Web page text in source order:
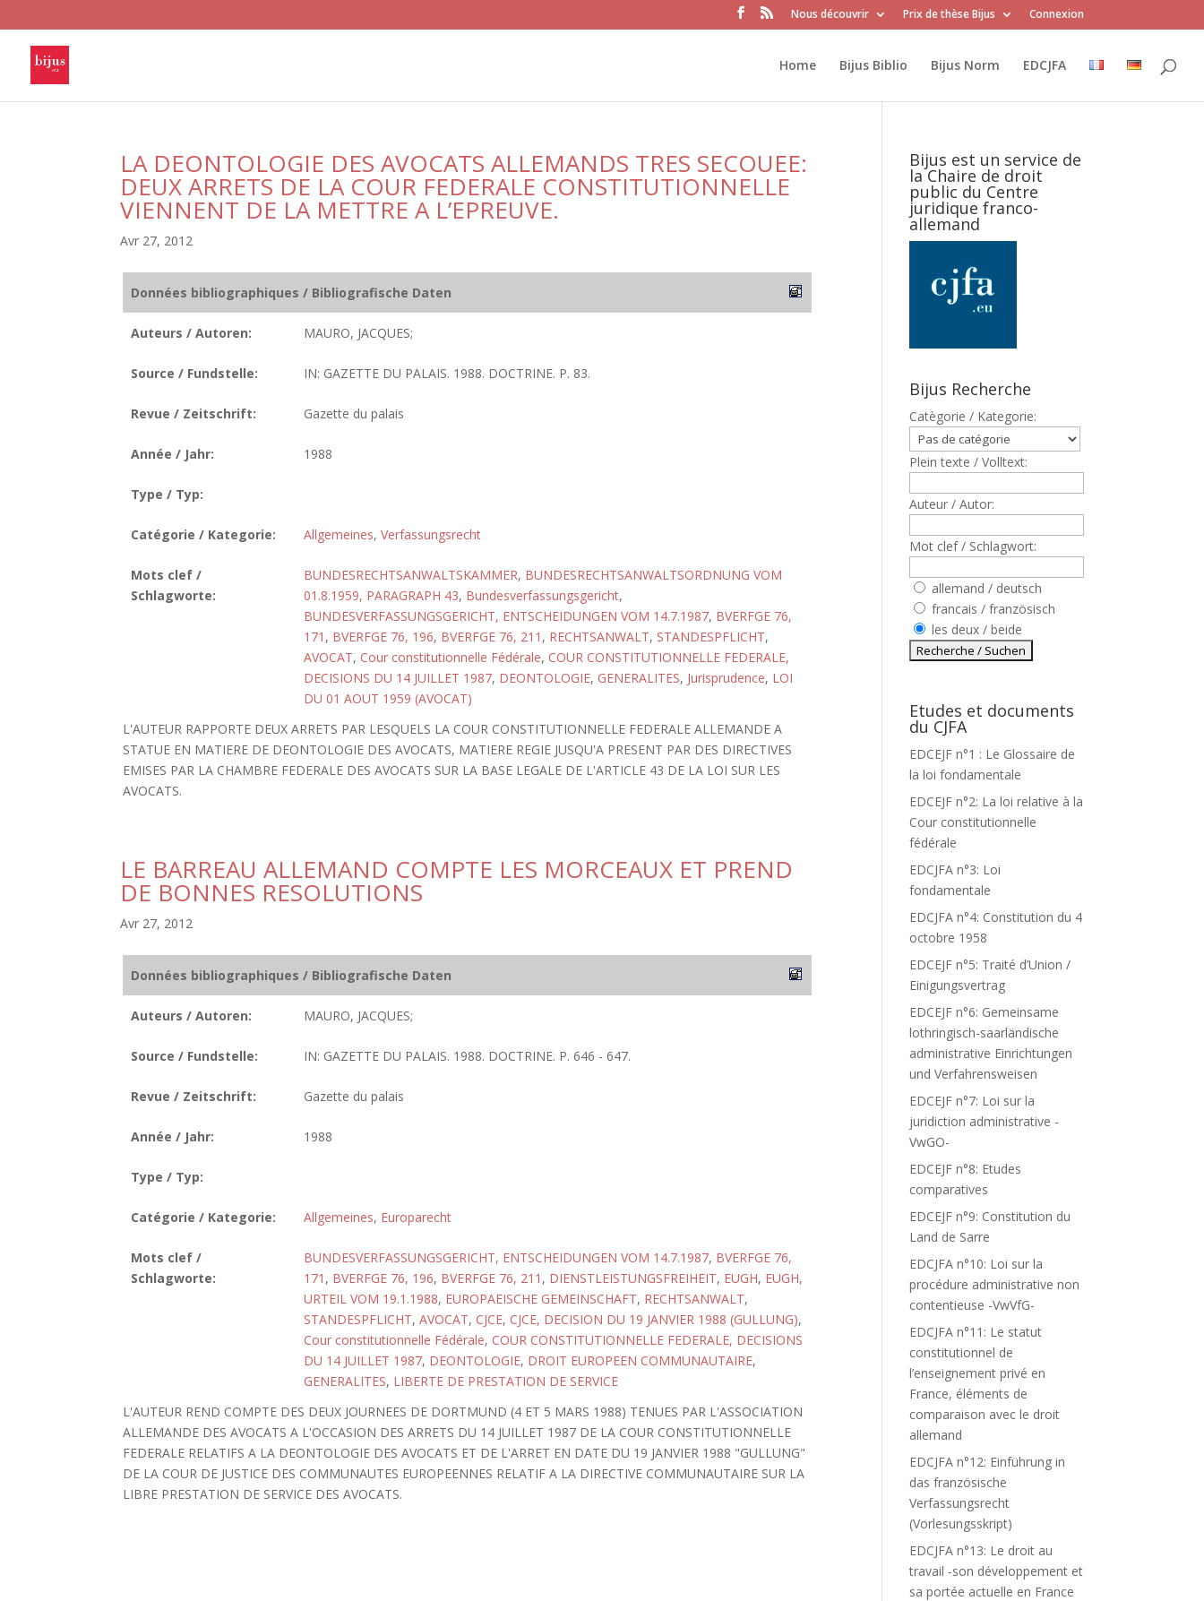
Nous découvrir Prix de thèse Bijus Connexion
Home Bijus Biblio Bijus Norm EDCJFA
LA DEONTOLOGIE DES AVOCATS ALLEMANDS TRES SECOUEE:
DEUX ARRETS DE LA COUR FEDERALE CONSTITUTIONNELLE
VIENNENT DE LA METTRE A L’EPREUVE.
Avr 27, 2012
Données bibliographiques / Bibliografische Daten
Auteurs / Autoren: MAURO, JACQUES;
Source / Fundstelle: IN: GAZETTE DU PALAIS. 1988. DOCTRINE. P. 83.
Revue / Zeitschrift: Gazette du palais
Année / Jahr: 1988
Type / Typ:
Catégorie / Kategorie: Allgemeines, Verfassungsrecht
Mots clef /
Schlagworte:
BUNDESRECHTSANWALTSKAMMER, BUNDESRECHTSANWALTSORDNUNG VOM
01.8.1959, PARAGRAPH 43, Bundesverfassungsgericht,
BUNDESVERFASSUNGSGERICHT, ENTSCHEIDUNGEN VOM 14.7.1987, BVERFGE 76,
171 , BVERFGE 76, 196, BVERFGE 76, 211 , RECHTSANWALT, STANDESPFLICHT,
AVOCAT, Cour constitutionnelle Fédérale, COUR CONSTITUTIONNELLE FEDERALE,
DECISIONS DU 14 JUILLET 1987, DEONTOLOGIE, GENERALITES, Jurisprudence, LOI
DU 01 AOUT 1959 (AVOCAT)
L'AUTEUR RAPPORTE DEUX ARRETS PAR LESQUELS LA COUR CONSTITUTIONNELLE FEDERALE ALLEMANDE A
STATUE EN MATIERE DE DEONTOLOGIE DES AVOCATS, MATIERE REGIE JUSQU'A PRESENT PAR DES DIRECTIVES
EMISES PAR LA CHAMBRE FEDERALE DES AVOCATS SUR LA BASE LEGALE DE L'ARTICLE 43 DE LA LOI SUR LES
AVOCATS.
LE BARREAU ALLEMAND COMPTE LES MORCEAUX ET PREND
DE BONNES RESOLUTIONS
Avr 27, 2012
Données bibliographiques / Bibliografische Daten
Auteurs / Autoren: MAURO, JACQUES;
Source / Fundstelle: IN: GAZETTE DU PALAIS. 1988. DOCTRINE. P. 646 - 647.
Revue / Zeitschrift: Gazette du palais
Année / Jahr: 1988
Type / Typ:
Catégorie / Kategorie: Allgemeines, Europarecht
Mots clef /
Schlagworte:
BUNDESVERFASSUNGSGERICHT, ENTSCHEIDUNGEN VOM 14.7.1987, BVERFGE 76,
171 , BVERFGE 76, 196, BVERFGE 76, 211 , DIENSTLEISTUNGSFREIHEIT, EUGH, EUGH,
URTEIL VOM 19.1.1988, EUROPAEISCHE GEMEINSCHAFT, RECHTSANWALT,
STANDESPFLICHT, AVOCAT, CJCE, CJCE, DECISION DU 19 JANVIER 1988 (GULLUNG),
Cour constitutionnelle Fédérale, COUR CONSTITUTIONNELLE FEDERALE, DECISIONS
DU 14 JUILLET 1987, DEONTOLOGIE, DROIT EUROPEEN COMMUNAUTAIRE,
GENERALITES, LIBERTE DE PRESTATION DE SERVICE
L'AUTEUR REND COMPTE DES DEUX JOURNEES DE DORTMUND (4 ET 5 MARS 1988) TENUES PAR L'ASSOCIATION
ALLEMANDE DES AVOCATS A L'OCCASION DES ARRETS DU 14 JUILLET 1987 DE LA COUR CONSTITUTIONNELLE
FEDERALE RELATIFS A LA DEONTOLOGIE DES AVOCATS ET DE L'ARRET EN DATE DU 19 JANVIER 1988 "GULLUNG"
DE LA COUR DE JUSTICE DES COMMUNAUTES EUROPEENNES RELATIF A LA DIRECTIVE COMMUNAUTAIRE SUR LA
LIBRE PRESTATION DE SERVICE DES AVOCATS.
Bijus est un service de
la Chaire de droit
public du Centre
juridique franco-
allemand
Bijus Recherche
Catègorie / Kategorie:
Plein texte / Volltext:
Auteur / Autor:
Mot clef / Schlagwort:
allemand / deutsch
francais / französisch
les deux / beide
Etudes et documents
du CJFA
EDCEJF n°1 : Le Glossaire de
la loi fondamentale
EDCEJF n°2: La loi relative à la
Cour constitutionnelle
fédérale
EDCJFA n°3: Loi
fondamentale
EDCJFA n°4: Constitution du 4
octobre 1958
EDCEJF n°5: Traité d’Union /
Einigungsvertrag
EDCEJF n°6: Gemeinsame
lothringisch-saarländische
administrative Einrichtungen
und Verfahrensweisen
EDCEJF n°7: Loi sur la
juridiction administrative -
VwGO-
EDCEJF n°8: Etudes
comparatives
EDCEJF n°9: Constitution du
Land de Sarre
EDCJFA n°10: Loi sur la
procédure administrative non
contentieuse -VwVfG-
EDCJFA n°11: Le statut
constitutionnel de
l’enseignement privé en
France, éléments de
comparaison avec le droit
allemand
EDCJFA n°12: Einführung in
das französische
Verfassungsrecht
(Vorlesungsskript)
EDCJFA n°13: Le droit au
travail -son développement et
sa portée actuelle en France